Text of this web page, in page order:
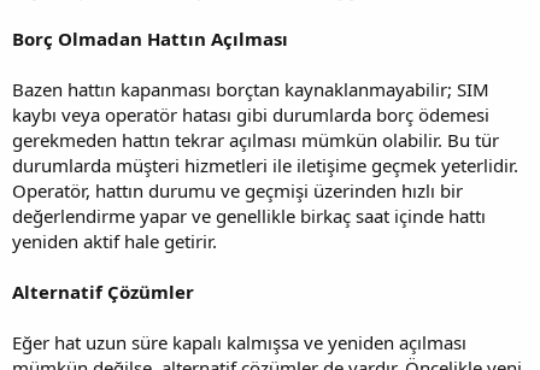
Borç Olmadan Hattın Açılması
Bazen hattın kapanması borçtan kaynaklanmayabilir; SIM
kaybı veya operatör hatası gibi durumlarda borç ödemesi
gerekmeden hattın tekrar açılması mümkün olabilir. Bu tür
durumlarda müşteri hizmetleri ile iletişime geçmek yeterlidir.
Operatör, hattın durumu ve geçmişi üzerinden hızlı bir
değerlendirme yapar ve genellikle birkaç saat içinde hattı
yeniden aktif hale getirir.
Alternatif Çözümler
Eğer hat uzun süre kapalı kalmışsa ve yeniden açılması